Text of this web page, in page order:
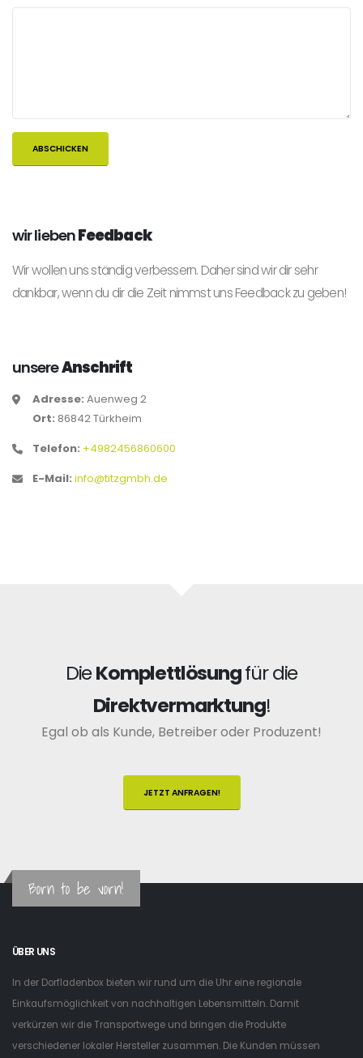
wir liebenFeedback
Wir wollen uns ständig verbessern. Daher sind wir dir sehr
dankbar, wenn du dir die Zeit nimmst uns Feedback zu geben!
unsereAnschrift
Adresse: Auenweg 2
Ort: 86842 Türkheim
Telefon: +4982456860600
E-Mail: info@titzgmbh.de
DieKomplettlösungfür die
Direktvermarktung!
Egal ob als Kunde, Betreiber oder Produzent!
JETZT ANFRAGEN!
Born to be vorn!
ÜBER UNS
In der Dorfladenbox bieten wir rund um die Uhr eine regionale
Einkaufsmöglichkeit von nachhaltigen Lebensmitteln. Damit
verkürzen wir die Transportwege und bringen die Produkte
verschiedener lokaler Hersteller zusammen. Die Kunden müssen